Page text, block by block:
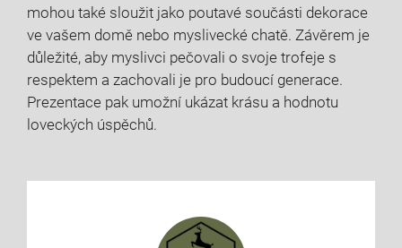
mohou také sloužit jako poutavé součásti dekorace
ve vašem domě nebo myslivecké chatě. Závěrem je
důležité, aby myslivci pečovali o svoje trofeje s
respektem a zachovali je pro budoucí generace.
Prezentace pak umožní ukázat krásu a hodnotu
loveckých úspěchů.